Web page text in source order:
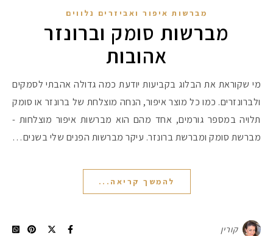
מברשות איפור ואביזרים נלווים
מברשות סומק וברונזר
אהובות
מי שקוראת את הבלוג בקביעות יודעת כמה גדולה אהבתי לסמקים
ולברונזרים. כמו כל מוצר איפור, הנחה מוצלחת של ברונזר או סומק
תלויה במספר גורמים, אחד מהם הוא מברשות איפור מוצלחות -
מברשת סומק ומברשת ברונזר. עיקר מברשות הפנים שלי בשנים…
להמשך קריאה...
קורין